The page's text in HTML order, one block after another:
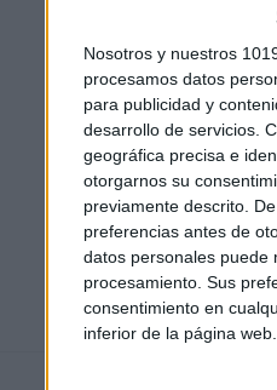
Nosotros y nuestros
procesamos datos
para publicidad y
desarrollo de servicios.
geográfica precisa e
otorgarnos su
previamente descrito.
preferencias antes de
datos personales puede
procesamiento. Sus
consentimiento en
inferior de la página web.